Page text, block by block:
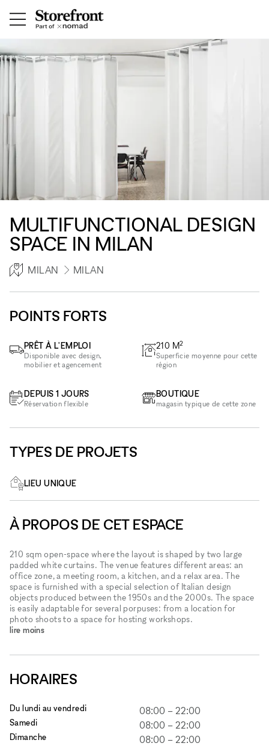
MULTIFUNCTIONAL DESIGN
SPACE IN MILAN
MILAN MILAN
POINTS FORTS
PRÊT À L'EMPLOI
Disponible avec design,
mobilier et agencement
DEPUIS 1 JOURS
Réservation flexible
210 M2
Superficie moyenne pour cette
région
BOUTIQUE
magasin typique de cette zone
TYPES DE PROJETS
LIEU UNIQUE
À PROPOS DE CET ESPACE
210 sqm open-space where the layout is shaped by two large
padded white curtains. The venue features different areas: an
office zone, a meeting room, a kitchen, and a relax area. The
space is furnished with a special selection of Italian design
objects produced between the 1950s and the 2000s. The space
is easily adaptable for several porpuses: from a location for
photo shoots to a space for hosting workshops.
lire moins
HORAIRES
Du lundi au vendredi 08:00 – 22:00
Samedi 08:00 – 22:00
Dimanche 08:00 – 22:00